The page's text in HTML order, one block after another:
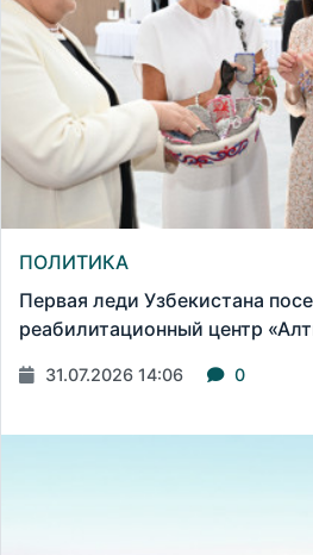
ПОЛИТИКА
Первая леди Узбекистана
реабилитационный центр
31.07.2026 14:06 0